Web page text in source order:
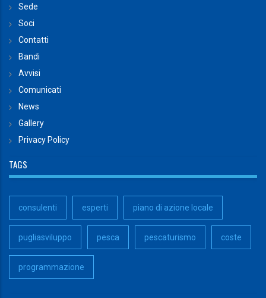
Sede
Soci
Contatti
Bandi
Avvisi
Comunicati
News
Gallery
Privacy Policy
TAGS
consulenti esperti piano di azione locale
pugliasviluppo pesca pescaturismo coste
programmazione